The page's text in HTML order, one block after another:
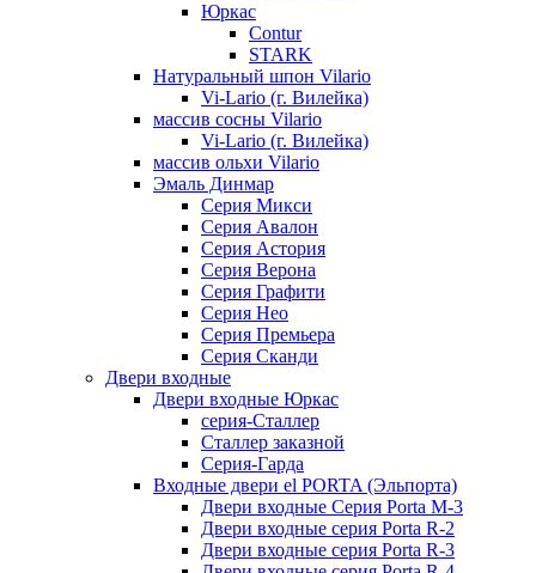
Юркас
Contur
STARK
Натуральный шпон Vilario
Vi-Lario (г. Вилейка)
массив сосны Vilario
Vi-Lario (г. Вилейка)
массив ольхи Vilario
Эмаль Динмар
Серия Микси
Серия Авалон
Серия Астория
Серия Верона
Серия Графити
Серия Нео
Серия Премьера
Серия Сканди
Двери входные
Двери входные Юркас
серия-Сталлер
Сталлер заказной
Серия-Гарда
Входные двери el PORTA (Эльпорта)
Двери входные Серия Porta M-3
Двери входные серия Porta R-2
Двери входные серия Porta R-3